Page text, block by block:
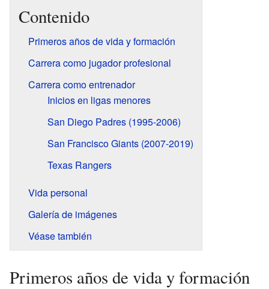
Contenido
Primeros años de vida y formación
Carrera como jugador profesional
Carrera como entrenador
Inicios en ligas menores
San Diego Padres (1995-2006)
San Francisco Giants (2007-2019)
Texas Rangers
Vida personal
Galería de imágenes
Véase también
Primeros años de vida y formación